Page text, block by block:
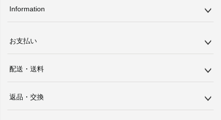
Information
お支払い
配送・送料
返品・交換